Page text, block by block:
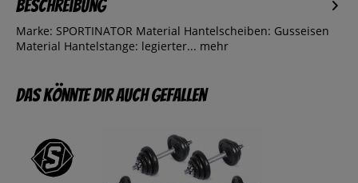
Beschreibung
Marke: SPORTINATOR Material Hantelscheiben: Gusseisen
Material Hantelstange: legierter... mehr
Das könnte dir auch gefallen